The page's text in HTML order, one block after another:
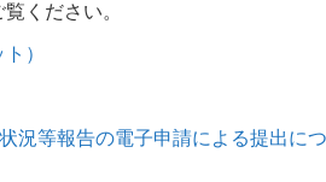
ください。
）
況等報告の電子申請による提出に